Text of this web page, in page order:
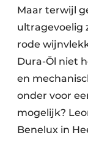
Maar terwijl
ultragevoelig
rode
Dura-Öl niet
en
onder voor
mogelijk?
Benelux in